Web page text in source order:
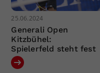
25.06.2024
Generali Open
Kitzbühel:
Spielerfeld steht fest